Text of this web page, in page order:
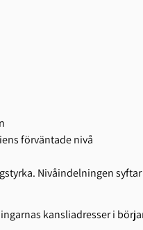
förväntade nivå
Nivåindelningen
kansliadresser i